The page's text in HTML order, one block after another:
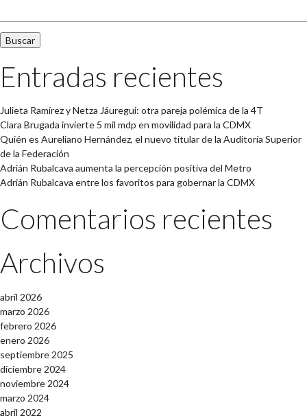
Entradas recientes
Julieta Ramírez y Netza Jáuregui: otra pareja polémica de la 4T
Clara Brugada invierte 5 mil mdp en movilidad para la CDMX
Quién es Aureliano Hernández, el nuevo titular de la Auditoría Superior
de la Federación
Adrián Rubalcava aumenta la percepción positiva del Metro
Adrián Rubalcava entre los favoritos para gobernar la CDMX
Comentarios recientes
Archivos
abril 2026
marzo 2026
febrero 2026
enero 2026
septiembre 2025
diciembre 2024
noviembre 2024
marzo 2024
abril 2022